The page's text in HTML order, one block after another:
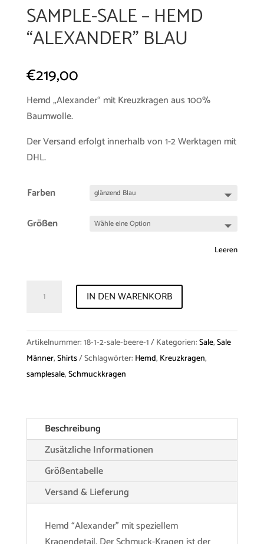
SAMPLE-SALE – HEMD
“ALEXANDER” BLAU
€219,00
Hemd „Alexander“ mit Kreuzkragen aus 100%
Baumwolle.
Der Versand erfolgt innerhalb von 1-2 Werktagen mit
DHL.
Farben
Größen
Leeren
Hemd
"Alexander"
Menge
IN DEN WARENKORB
Artikelnummer:18-1-2-sale-beere-1 Kategorien:Sale,Sale
Männer,Shirts Schlagwörter: Hemd, Kreuzkragen,
samplesale,Schmuckkragen
Beschreibung
Zusätzliche Informationen
Größentabelle
Versand & Lieferung
Hemd “Alexander” mit speziellem